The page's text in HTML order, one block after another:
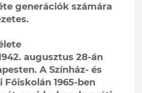
generációk számára
augusztus 28-án
A Színház- és
1965-ben